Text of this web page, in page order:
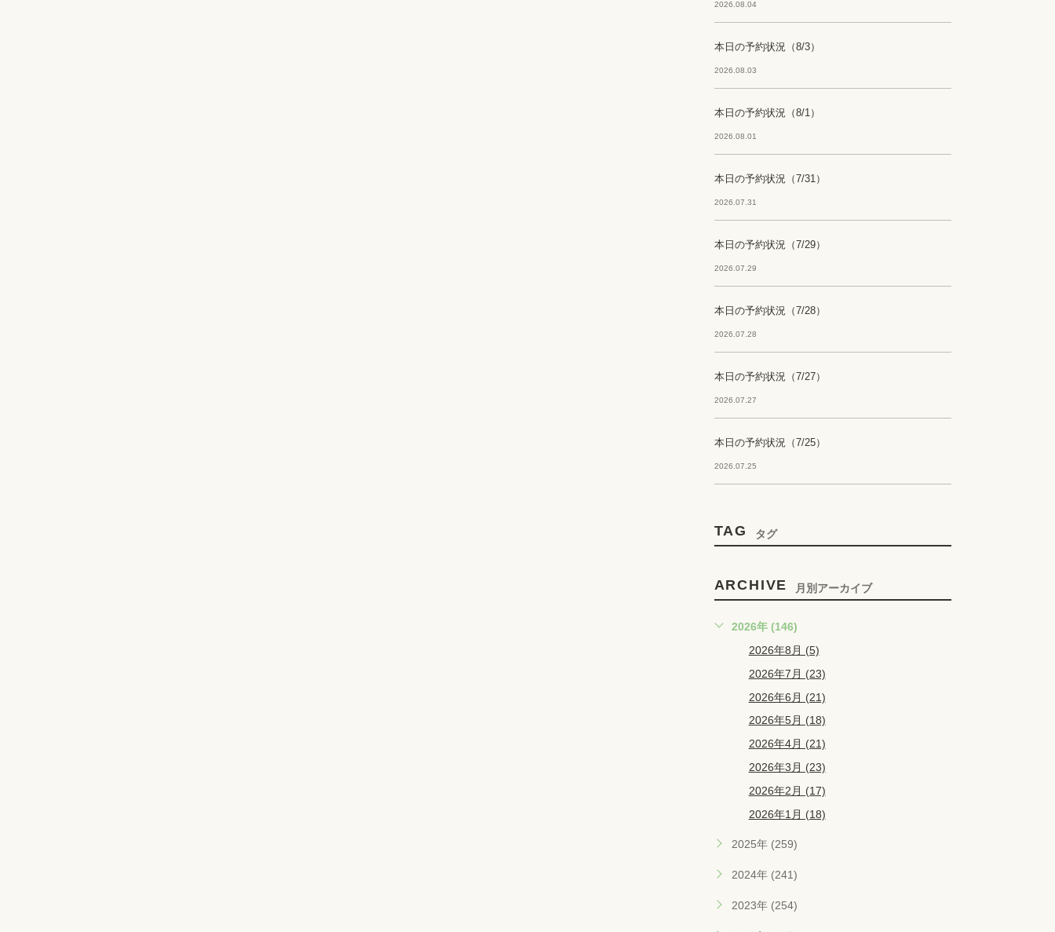
2026.08.04
本日の予約状況（8/3）
2026.08.03
本日の予約状況（8/1）
2026.08.01
本日の予約状況（7/31）
2026.07.31
本日の予約状況（7/29）
2026.07.29
本日の予約状況（7/28）
2026.07.28
本日の予約状況（7/27）
2026.07.27
本日の予約状況（7/25）
2026.07.25
TAG タグ
ARCHIVE 月別アーカイブ
2026年 (146)
2026年8月 (5)
2026年7月 (23)
2026年6月 (21)
2026年5月 (18)
2026年4月 (21)
2026年3月 (23)
2026年2月 (17)
2026年1月 (18)
2025年 (259)
2024年 (241)
2023年 (254)